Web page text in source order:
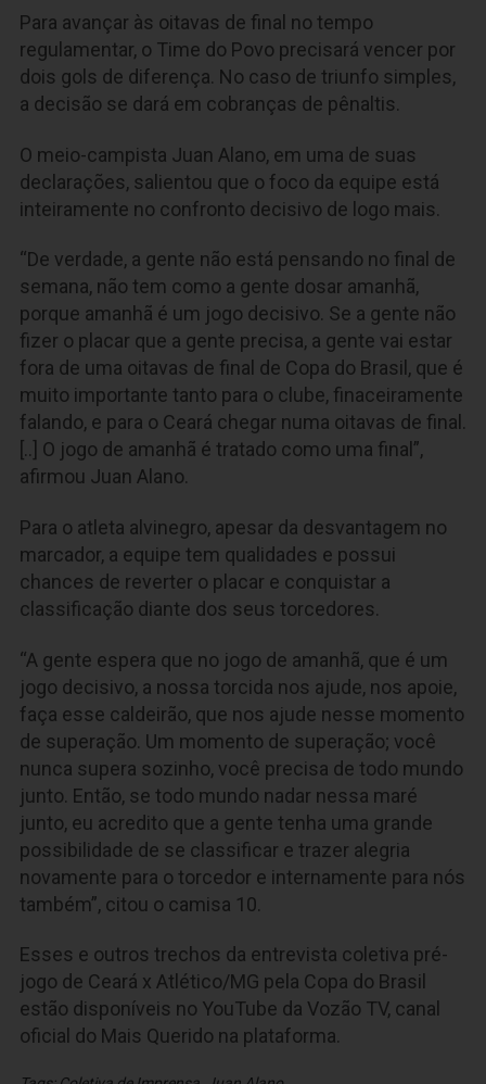
Para avançar às oitavas de final no tempo
regulamentar, o Time do Povo precisará vencer por
dois gols de diferença. No caso de triunfo simples,
a decisão se dará em cobranças de pênaltis.
O meio-campista Juan Alano, em uma de suas
declarações, salientou que o foco da equipe está
inteiramente no confronto decisivo de logo mais.
“De verdade, a gente não está pensando no final de
semana, não tem como a gente dosar amanhã,
porque amanhã é um jogo decisivo. Se a gente não
fizer o placar que a gente precisa, a gente vai estar
fora de uma oitavas de final de Copa do Brasil, que é
muito importante tanto para o clube, finaceiramente
falando, e para o Ceará chegar numa oitavas de final.
[..] O jogo de amanhã é tratado como uma final”,
afirmou Juan Alano.
Para o atleta alvinegro, apesar da desvantagem no
marcador, a equipe tem qualidades e possui
chances de reverter o placar e conquistar a
classificação diante dos seus torcedores.
“A gente espera que no jogo de amanhã, que é um
jogo decisivo, a nossa torcida nos ajude, nos apoie,
faça esse caldeirão, que nos ajude nesse momento
de superação. Um momento de superação; você
nunca supera sozinho, você precisa de todo mundo
junto. Então, se todo mundo nadar nessa maré
junto, eu acredito que a gente tenha uma grande
possibilidade de se classificar e trazer alegria
novamente para o torcedor e internamente para nós
também”, citou o camisa 10.
Esses e outros trechos da entrevista coletiva pré-
jogo de Ceará x Atlético/MG pela Copa do Brasil
estão disponíveis no YouTube da Vozão TV, canal
oficial do Mais Querido na plataforma.